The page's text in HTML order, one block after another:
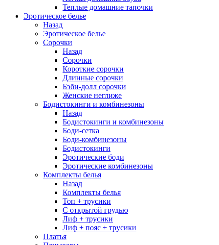
Теплые домашние тапочки
Эротическое белье
Назад
Эротическое белье
Сорочки
Назад
Сорочки
Короткие сорочки
Длинные сорочки
Бэби-долл сорочки
Женские неглиже
Бодистокинги и комбинезоны
Назад
Бодистокинги и комбинезоны
Боди-сетка
Боди-комбинезоны
Бодистокинги
Эротические боди
Эротические комбинезоны
Комплекты белья
Назад
Комплекты белья
Топ + трусики
С открытой грудью
Лиф + трусики
Лиф + пояс + трусики
Платья